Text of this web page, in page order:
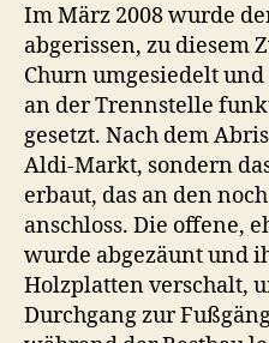
Im März 2008 wurde
abgerissen, zu diesem
Churn umgesiedelt
an der Trennstelle
gesetzt. Nach dem
Aldi-Markt, sondern
erbaut, das an den
anschloss. Die offene,
wurde abgezäunt und
Holzplatten verschalt,
Durchgang zur